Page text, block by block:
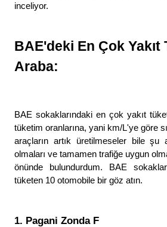
inceliyor.
BAE'deki En Çok Yakıt
Araba:
BAE sokaklarındaki en çok yakıt
tüketim oranlarına, yani km/L'ye göre
araçların artık üretilmeseler bile şu
olmaları ve tamamen trafiğe uygun
önünde bulundurdum. BAE
tüketen 10 otomobile bir göz atın.
1. Pagani Zonda F